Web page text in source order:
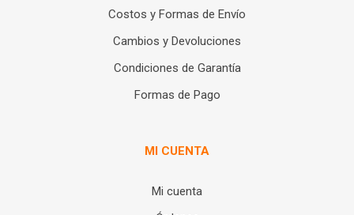
Costos y Formas de Envío
Cambios y Devoluciones
Condiciones de Garantía
Formas de Pago
MI CUENTA
Mi cuenta